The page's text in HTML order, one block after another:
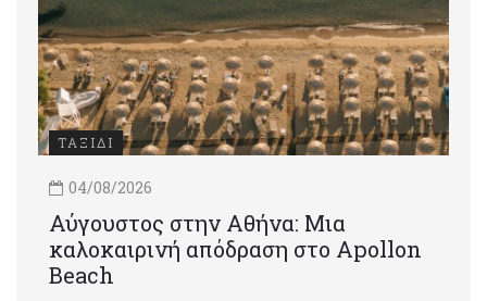
ΤΑΞΙΔΙ
04/08/2026
Αύγουστος στην Αθήνα: Μια
καλοκαιρινή απόδραση στο Apollon
Beach